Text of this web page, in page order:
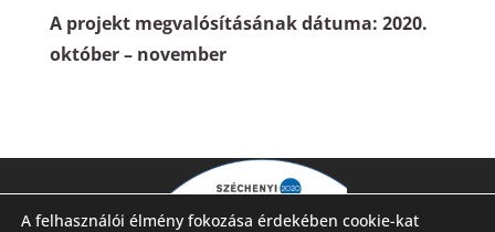
A projekt megvalósításának dátuma: 2020.
október – november
A felhasználói élmény fokozása érdekében cookie-kat